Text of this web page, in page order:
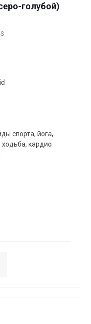
голубой)
спорта, йога,
xодьба, кардио